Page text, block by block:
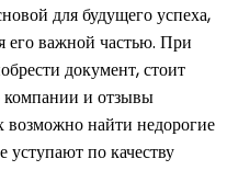
для будущего успеха,
его важной частью. При
документ, стоит
компании и отзывы
возможно найти недорогие
по качеству